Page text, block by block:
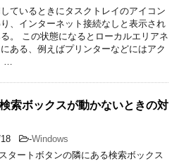
ているときにタスクトレイのアイコン
、インターネット接続なしと表示され
。 この状態になるとローカルエリアネ
ある、例えばプリンターなどにはアク
…
索ボックスが動かないときの対
-Windows
タートボタンの隣にある検索ボックス